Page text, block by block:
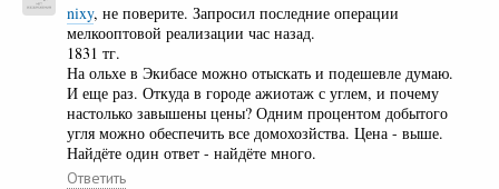
nixy, не поверите. Запросил последние операции
мелкооптовой реализации час назад.
1831 тг.
На ольхе в Экибасе можно отыскать и подешевле думаю.
И еще раз. Откуда в городе ажиотаж с углем, и почему
настолько завышены цены? Одним процентом добытого
угля можно обеспечить все домохозйства. Цена - выше.
Найдёте один ответ - найдёте много.
Ответить